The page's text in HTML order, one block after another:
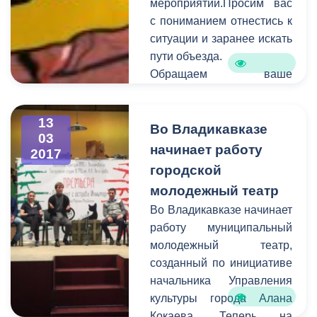
устраняют проблемы в
сфере ЖКХ.
мероприятий.Просим вас
с пониманием отнестись к
ситуации и заранее искать
пути объезда.
Обращаем ваше
своевременно сообщать
информацию о
планируемом перекрытии
в администрацию города.
Смысл этого оповещения
состоит в том, чтобы АМС
г. Владикавказ имела
возможность
предупредить остальных
граждан города о
временных неудобствах
13
03
2017
Во Владикавказе
начинает работу
городской
молодежный театр
Во Владикавказе начинает
работу муниципальный
молодежный театр,
созданный по инициативе
начальника Управления
культуры города Алана